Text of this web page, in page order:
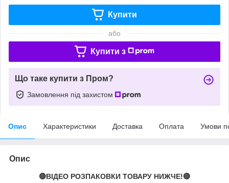
Купити
або
Купити з
Що таке купити з Пром?
Замовлення під захистом
Опис Характеристики Доставка Оплата Умови
Опис
🔴ВІДЕО РОЗПАКОВКИ ТОВАРУ НИЖЧЕ!🔴